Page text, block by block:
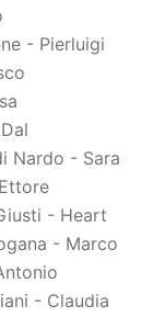
- Pierluigi
Nardo - Sara
Ettore
- Heart
- Marco
- Claudia